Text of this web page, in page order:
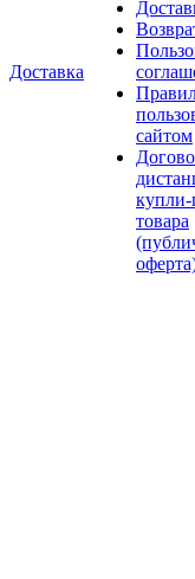
Доставка
сайтом
товара